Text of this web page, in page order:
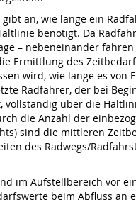
an, wie lange ein
benötigt. Da
– nebeneinander
Ermittlung des
wird, wie lange es von
Radfahrer, der bei
vollständig über die
die Anzahl der
sind die mittleren
des Radwegs/
im Aufstellbereich vor
beim Abfluss an